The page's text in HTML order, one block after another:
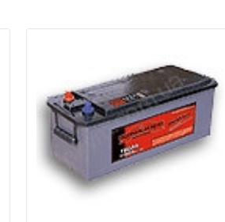
пишіть у Viber / Telegram (093) 600-51-11